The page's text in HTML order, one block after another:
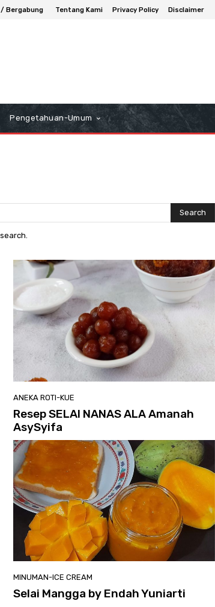
/ Bergabung Tentang Kami Privacy Policy Disclaimer
Pengetahuan-Umum
Search
ANEKA ROTI-KUE
Resep SELAI NANAS ALA Amanah
AsySyifa
MINUMAN-ICE CREAM
Selai Mangga by Endah Yuniarti